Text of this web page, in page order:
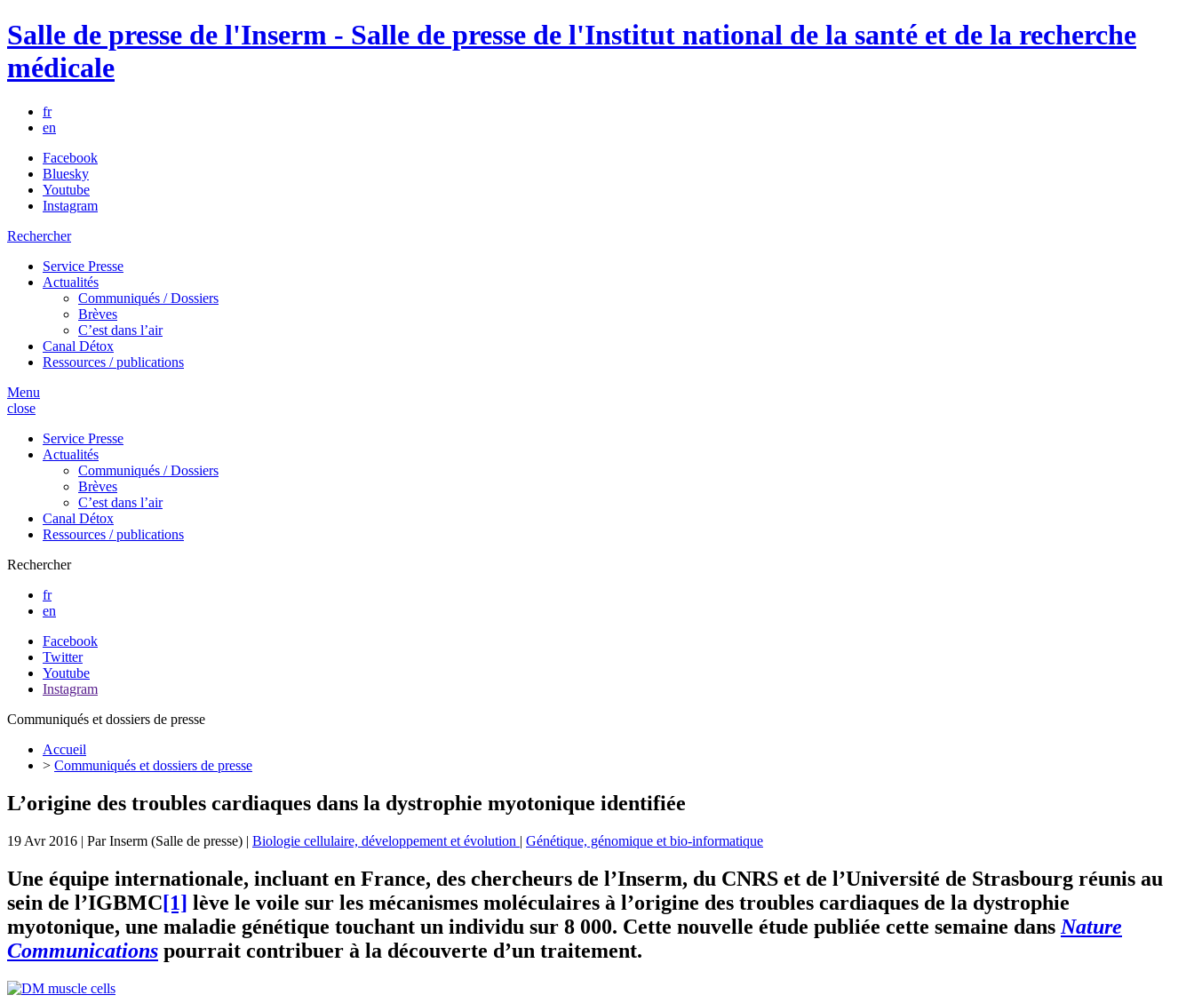
Salle de presse de l'Inserm - Salle de presse de l'Institut national de la santé et de la recherche
médicale
fr
en
Facebook
Bluesky
Youtube
Instagram
Rechercher
Service Presse
Actualités
Communiqués / Dossiers
Brèves
C’est dans l’air
Canal Détox
Ressources / publications
Menu
close
Service Presse
Actualités
Communiqués / Dossiers
Brèves
C’est dans l’air
Canal Détox
Ressources / publications
Rechercher
fr
en
Facebook
Twitter
Youtube
Instagram
Communiqués et dossiers de presse
Accueil
> Communiqués et dossiers de presse
L’origine des troubles cardiaques dans la dystrophie myotonique identifiée
19 Avr 2016 | ParInserm (Salle de presse) | Biologie cellulaire, développement et évolution | Génétique, génomique et bio-informatique
Une équipe internationale, incluant en France, des chercheurs de l’Inserm, du CNRS et de l’Université de Strasbourg réunis au
sein de l’IGBMC[1] lève le voile sur les mécanismes moléculaires à l’origine des troubles cardiaques de la dystrophie
myotonique, une maladie génétique touchant un individu sur 8 000. Cette nouvelle étude publiée cette semaine dans Nature
Communications pourrait contribuer à la découverte d’un traitement.